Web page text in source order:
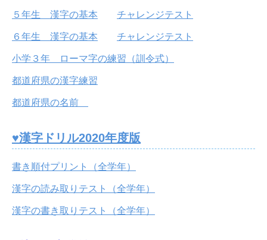
５年生 漢字の基本 チャレンジテスト
６年生 漢字の基本 チャレンジテスト
小学３年 ローマ字の練習（訓令式）
都道府県の漢字練習
都道府県の名前
♥漢字ドリル2020年度版
書き順付プリント（全学年）
漢字の読み取りテスト（全学年）
漢字の書き取りテスト（全学年）